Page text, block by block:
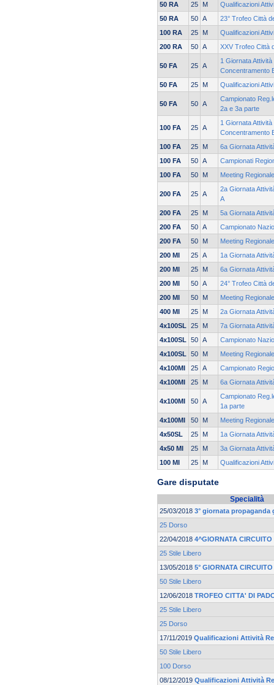
50 RA
25 M
Qualificazioni
50 RA
50 A
23° Trofeo Città
100 RA
25 M
Qualificazioni
200 RA
50 A XXV Trofeo Città
50 FA 25 A
1 Giornata
Concentramento
50 FA
25 M Qualificazioni
50 FA 50 A
Campionato
2a e 3a parte
100 FA 25 A
1 Giornata
Concentramento
100 FA
25 M
6a Giornata
100 FA
50 A
Campionati
100 FA
50 M Meeting
200 FA 25 A
2a Giornata
A
200 FA
25 M
5a Giornata
200 FA
50 A
Campionato
200 FA
50 M
Meeting
200 MI
25 A
1a Giornata
200 MI
25 M
6a Giornata
200 MI
50 A
24° Trofeo Città
200 MI
50 M
Meeting
400 MI
25 M
2a Giornata
4x100SL
25 M
7a Giornata
4x100SL
50 A
Campionato
4x100SL
50 M
Meeting
4x100MI
25 A
Campionato
4x100MI
25 M 6a Giornata
4x100MI 50 A
Campionato
1a parte
4x100MI
50 M
Meeting
4x50SL
25 M
1a Giornata
4x50 MI
25 M
3a Giornata
100 MI
25 M Qualificazioni
Gare disputate
Specialità
25/03/2018 3° giornata propaganda
25 Dorso
22/04/2018 4^GIORNATA
25 Stile Libero
13/05/2018 5° GIORNATA
50 Stile Libero
12/06/2018 TROFEO CITTA' DI
25 Stile Libero
25 Dorso
17/11/2019 Qualificazioni Attività
50 Stile Libero
100 Dorso
08/12/2019 Qualificazioni Attività